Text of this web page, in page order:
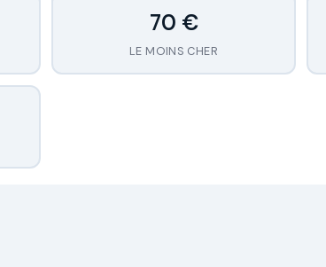
70 €
LE MOINS CHER